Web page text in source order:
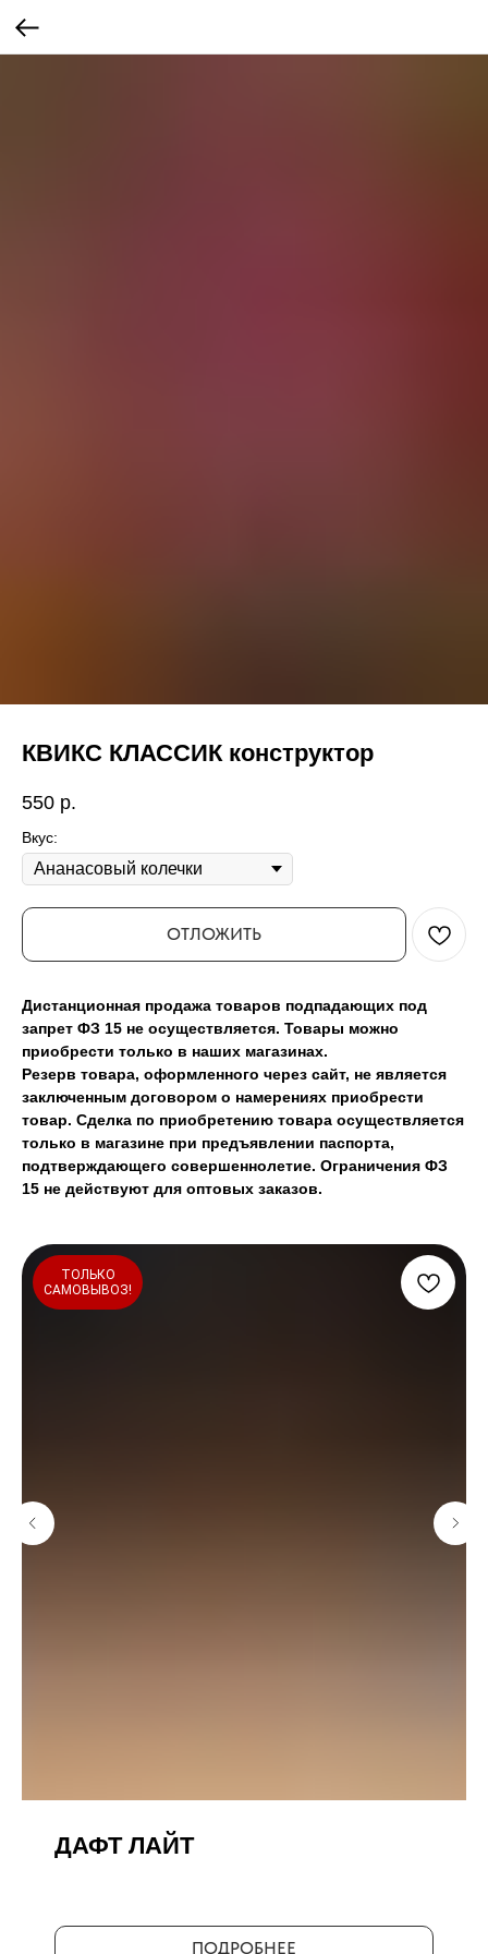
КВИКС КЛАССИК конструктор
550 р.
Вкус:
ОТЛОЖИТЬ
Дистанционная продажа товаров подпадающих под
запрет ФЗ 15 не осуществляется. Товары можно
приобрести только в наших магазинах.
Резерв товара, оформленного через сайт, не является
заключенным договором о намерениях приобрести
товар. Сделка по приобретению товара осуществляется
только в магазине при предъявлении паспорта,
подтверждающего совершеннолетие. Ограничения ФЗ
15 не действуют для оптовых заказов.
ТОЛЬКО
САМОВЫВОЗ!
ДАФТ ЛАЙТ
ПОДРОБНЕЕ